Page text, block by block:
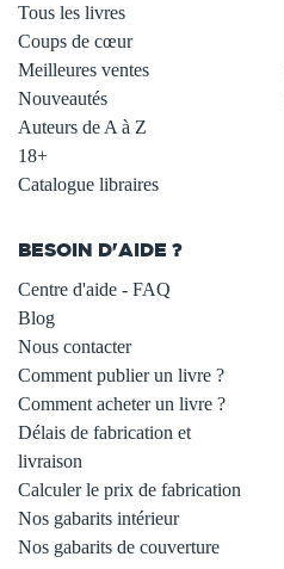
Tous les livres
Coups de cœur
Meilleures ventes
Nouveautés
Auteurs de A à Z
18+
Catalogue libraires
BESOIN D'AIDE ?
Centre d'aide - FAQ
Blog
Nous contacter
Comment publier un livre ?
Comment acheter un livre ?
Délais de fabrication et
livraison
Calculer le prix de fabrication
Nos gabarits intérieur
Nos gabarits de couverture